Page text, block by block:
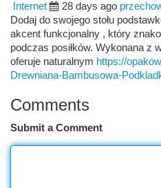
Internet
28 days ago
Dodaj do swojego stołu
akcent funkcjonalny , który
podczas posiłków. Wykonana z
oferuje naturalnym https://
Drewniana-Bambusowa-
Comments
Submit a Comment